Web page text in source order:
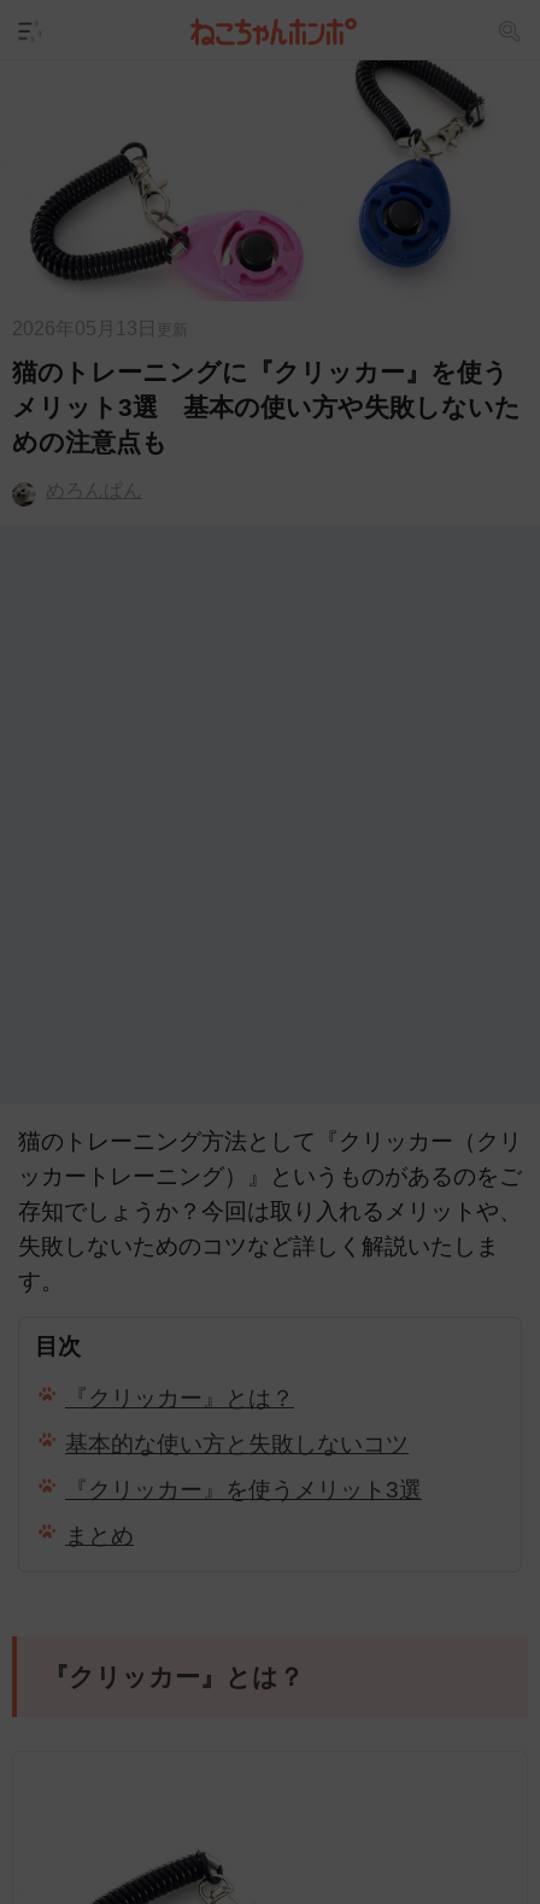
2026年05月13日 更新
猫のトレーニングに『クリッカー』を使う
メリット3選 基本の使い方や失敗しないた
めの注意点も
めろんぱん
猫のトレーニング方法として『クリッカー（クリ
ッカートレーニング）』というものがあるのをご
存知でしょうか？今回は取り入れるメリットや、
失敗しないためのコツなど詳しく解説いたしま
す。
目次
『クリッカー』とは？
基本的な使い方と失敗しないコツ
『クリッカー』を使うメリット3選
まとめ
『クリッカー』とは？